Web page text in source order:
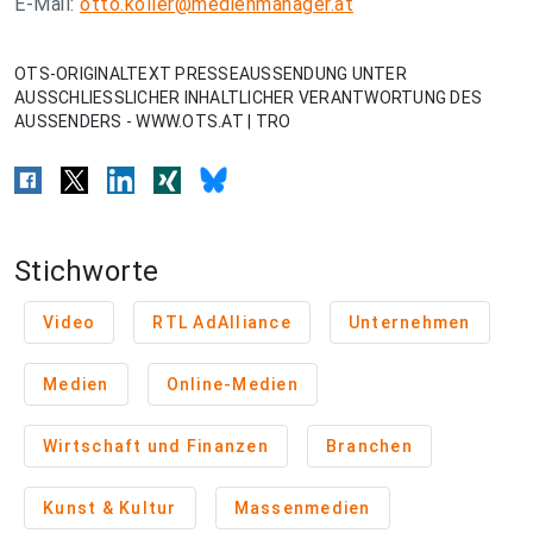
OTS-ORIGINALTEXT PRESSEAUSSENDUNG UNTER
AUSSCHLIESSLICHER INHALTLICHER VERANTWORTUNG DES
AUSSENDERS - WWW.OTS.AT | TRO
Stichworte
Video RTL AdAlliance Unternehmen
Medien Online-Medien
Wirtschaft und Finanzen Branchen
Kunst & Kultur Massenmedien